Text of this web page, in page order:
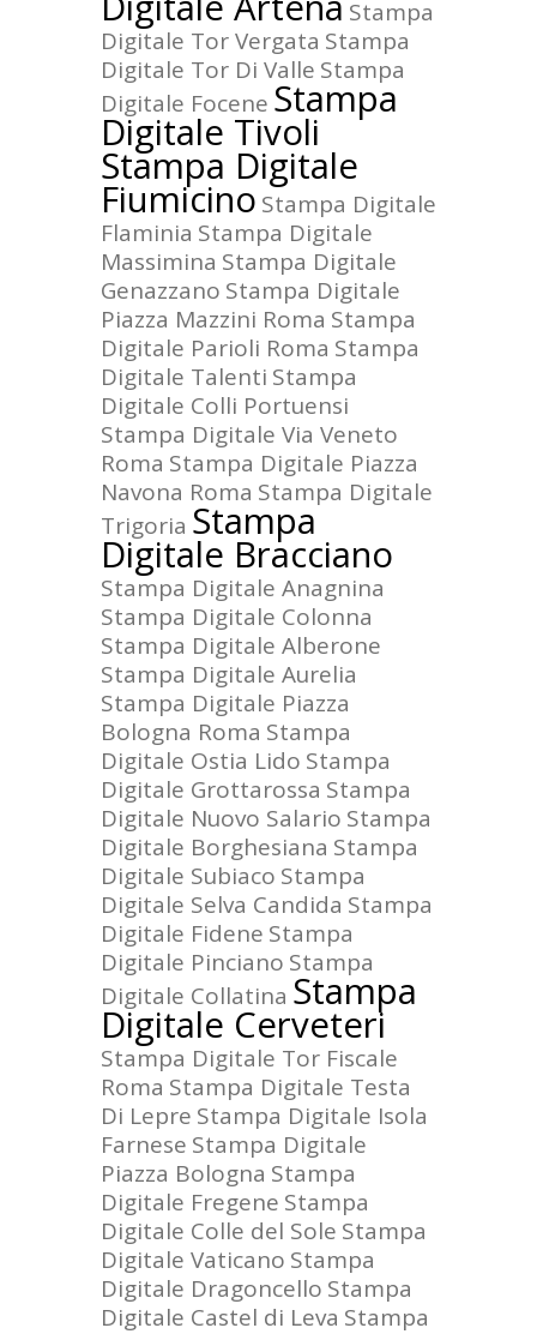
Stampa
Digitale Tor Vergata Stampa
Digitale Tor Di Valle Stampa
Digitale Focene Stampa
Digitale Tivoli
Stampa Digitale
Fiumicino Stampa Digitale
Flaminia Stampa Digitale
Massimina Stampa Digitale
Genazzano Stampa Digitale
Piazza Mazzini Roma Stampa
Digitale Parioli Roma Stampa
Digitale Talenti Stampa
Digitale Colli Portuensi
Stampa Digitale Via Veneto
Roma Stampa Digitale Piazza
Navona Roma Stampa Digitale
Trigoria Stampa
Digitale Bracciano
Stampa Digitale Anagnina
Stampa Digitale Colonna
Stampa Digitale Alberone
Stampa Digitale Aurelia
Stampa Digitale Piazza
Bologna Roma Stampa
Digitale Ostia Lido Stampa
Digitale Grottarossa Stampa
Digitale Nuovo Salario Stampa
Digitale Borghesiana Stampa
Digitale Subiaco Stampa
Digitale Selva Candida Stampa
Digitale Fidene Stampa
Digitale Pinciano Stampa
Digitale Collatina Stampa
Digitale Cerveteri
Stampa Digitale Tor Fiscale
Roma Stampa Digitale Testa
Di Lepre Stampa Digitale Isola
Farnese Stampa Digitale
Piazza Bologna Stampa
Digitale Fregene Stampa
Digitale Colle del Sole Stampa
Digitale Vaticano Stampa
Digitale Dragoncello Stampa
Digitale Castel di Leva Stampa